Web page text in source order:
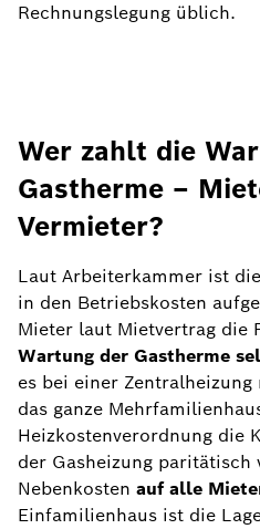
Rechnungslegung üblich.
Wer zahlt die
Gastherme –
Vermieter?
Laut Arbeiterkammer ist
in den Betriebskosten
Mieter laut Mietvertrag die
Wartung der Gastherme
es bei einer
das ganze
Heizkostenverordnung die
der Gasheizung paritätisch
Nebenkosten auf alle
Einfamilienhaus ist die